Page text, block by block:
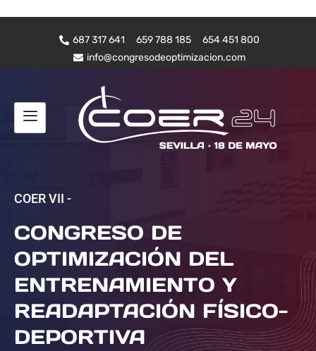
687 317 641 659 788 185
654 451 800
info@congresodeoptimizacion.com
COER VII -
CONGRESO DE
OPTIMIZACIÓN DEL
ENTRENAMIENTO Y
READAPTACIÓN FÍSICO-
DEPORTIVA